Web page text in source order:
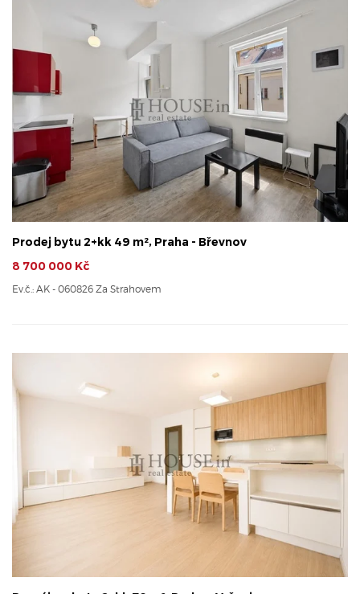
Prodej bytu 2+kk 49 m², Praha - Břevnov
8 700 000 Kč
Ev.č.: AK - 060826 Za Strahovem